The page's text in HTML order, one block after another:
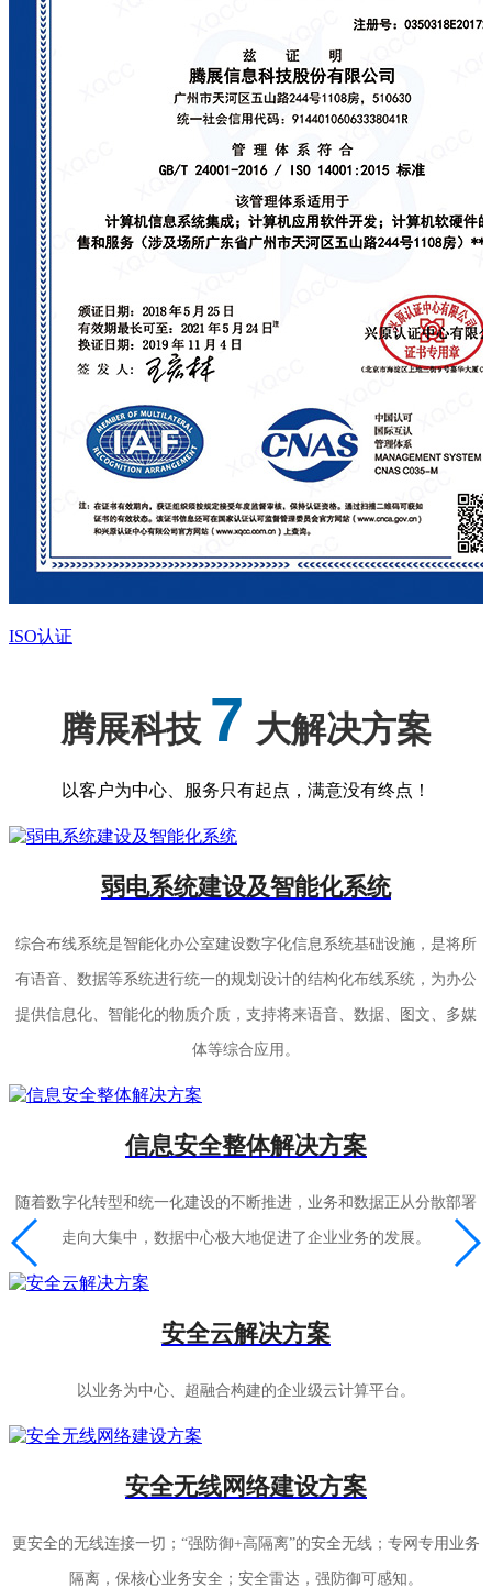
ISO认证
腾展科技 7 大解决方案
以客户为中心、服务只有起点，满意没有终点！
弱电系统建设及智能化系统
综合布线系统是智能化办公室建设数字化信息系统基础设施，是将所
有语音、数据等系统进行统一的规划设计的结构化布线系统，为办公
提供信息化、智能化的物质介质，支持将来语音、数据、图文、多媒
体等综合应用。
信息安全整体解决方案
随着数字化转型和统一化建设的不断推进，业务和数据正从分散部署
走向大集中，数据中心极大地促进了企业业务的发展。
安全云解决方案
以业务为中心、超融合构建的企业级云计算平台。
安全无线网络建设方案
更安全的无线连接一切；“强防御+高隔离”的安全无线；专网专用业务
隔离，保核心业务安全；安全雷达，强防御可感知。